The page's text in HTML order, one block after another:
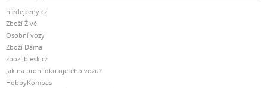
hledejceny.cz
Zboží Živě
Osobní vozy
Zboží Dáma
zbozi.blesk.cz
Jak na prohlídku ojetého vozu?
HobbyKompas